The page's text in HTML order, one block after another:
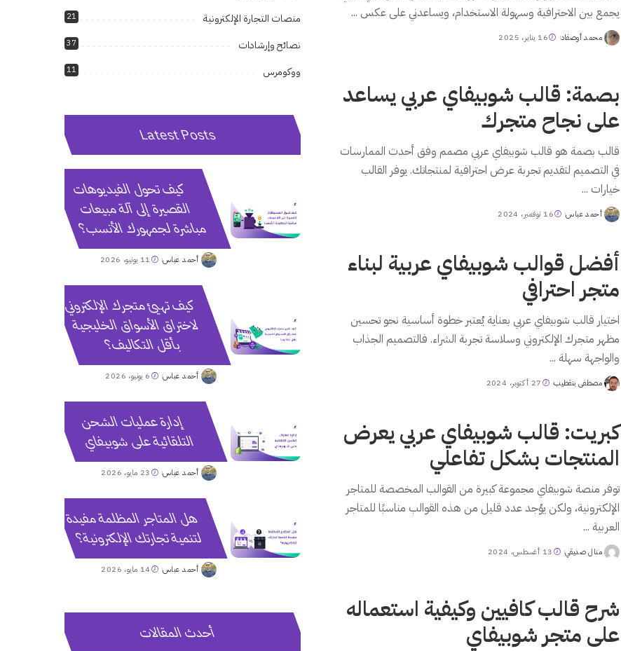
يجمع بين الاحترافية وسهولة الاستخدام، ويساعدني على عكس ...
Postedمحمد أوصفاد 16 يناير، 2025
بصمة: قالب شوبيفاي عربي يساعد
على نجاح متجرك
قالب بصمة هو قالب شوبيفاي عربي مصمم وفق أحدث الممارسات
في التصميم لتقديم تجربة عرض احترافية لمنتجاتك. يوفر القالب
خيارات ...
Postedأحمد عباس 16 نوفمبر، 2024
أفضل قوالب شوبيفاي عربية لبناء
متجر احترافي
اختيار قالب شوبيفاي عربي بعناية يُعتبر خطوة أساسية نحو تحسين
مظهر متجرك الإلكتروني وسلاسة تجربة الشراء. فالتصميم الجذاب
والواجهة سهلة ...
Postedمصطفى بنقطيب 27 أكتوبر، 2024
كبريت: قالب شوبيفاي عربي يعرض
المنتجات بشكل تفاعلي
توفر منصة شوبيفاي مجموعة كبيرة من القوالب المخصصة للمتاجر
الإلكترونية، ولكن يوُجد عدد قليل من هذه القوالب مناسبًا للمتاجر
العربية ...
Postedمنال صديقي 13 أغسطس، 2024
شرح قالب كافيين وكيفية استعماله
على متجر شوبيفاي
منصات التجارة الإلكترونية 21
نصائح وإرشادات 37
ووكومرس 11
Latest Posts
كيف تحول الفيديوهات
القصيرة إلى آلة مبيعات
مباشرة لجمهورك الأنسب؟
Postedأحمد عباس 11 يونيو، 2026
كيف تهيئ متجرك الإلكتروني
لاختراق الأسواق الخليجية
بأقل التكاليف؟
Postedأحمد عباس 6 يونيو، 2026
إدارة عمليات الشحن
التلقائية على شوبيفاي
Postedأحمد عباس 23 مايو، 2026
هل المتاجر المظلمة مفيدة
لتنمية تجارتك الإلكترونية؟
Postedأحمد عباس 14 مايو، 2026
أحدث المقالات